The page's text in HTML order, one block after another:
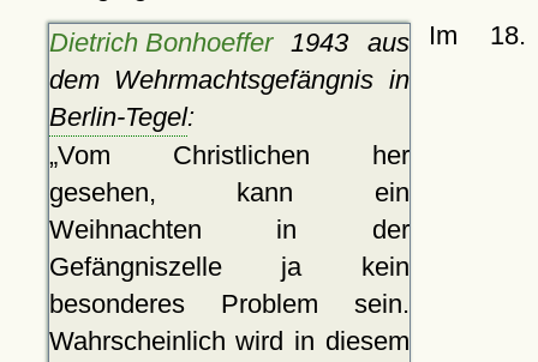
Dietrich Bonhoeffer1943 aus
dem Wehrmachtsgefängnis in
Berlin-Tegel:
Vom Christlichen her
gesehen, kann ein
Weihnachten in der
Gefängniszelle ja kein
besonderes Problem sein.
Wahrscheinlich wird in diesem
Im 18.